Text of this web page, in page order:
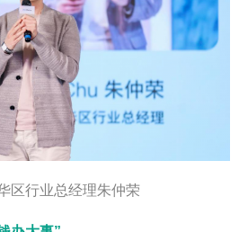
区行业总经理朱仲荣